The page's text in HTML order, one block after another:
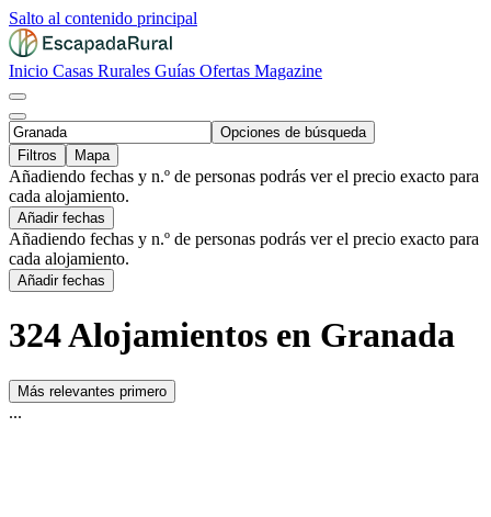
Salto al contenido principal
Inicio Casas Rurales Guías Ofertas Magazine
Opciones de búsqueda
Filtros
Mapa
Añadiendo fechas y n.º de personas podrás ver el precio exacto para
cada alojamiento.
Añadir fechas
Añadiendo fechas y n.º de personas podrás ver el precio exacto para
cada alojamiento.
Añadir fechas
324 Alojamientos en Granada
Más relevantes primero
...